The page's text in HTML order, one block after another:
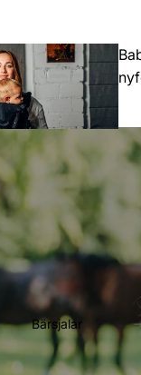
Toddler
(Större barn)
Preschool
Bärsjalar